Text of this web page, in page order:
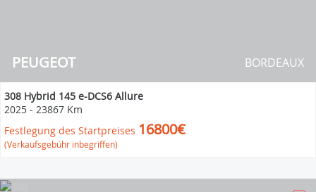
PEUGEOT BORDEAUX
308 Hybrid 145 e-DCS6 Allure
2025 - 23867 Km
Festlegung des Startpreises 16800€
(Verkaufsgebühr inbegriffen)